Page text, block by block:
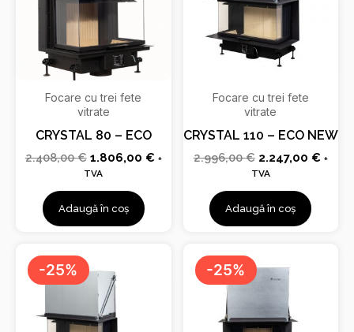
Focare cu trei fete
vitrate
CRYSTAL 80 – ECO
2.408,00€ 1.806,00 € +
TVA
Adaugă în coș
Focare cu trei fete
vitrate
CRYSTAL 110 – ECO NEW
2.996,00€ 2.247,00 € +
TVA
Adaugă în coș
-25%
inițial
a
fost:
2.705,00 €.
-25%
inițial
2.604,00 €.